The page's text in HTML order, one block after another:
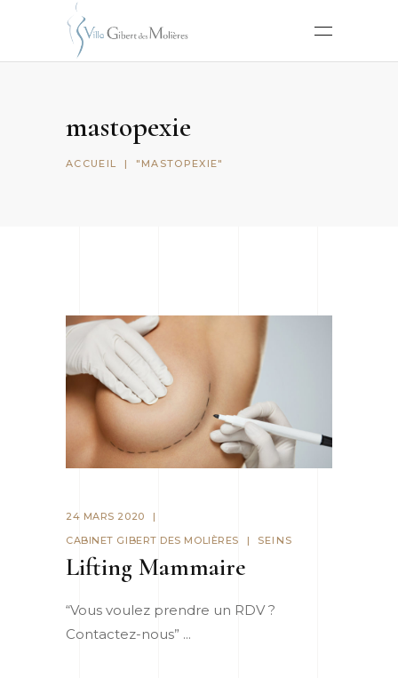
mastopexie
ACCUEIL | "MASTOPEXIE"
24 MARS 2020
CABINET GIBERT DES MOLIÈRES
SEINS
Lifting Mammaire
“Vous voulez prendre un RDV ?
Contactez-nous”